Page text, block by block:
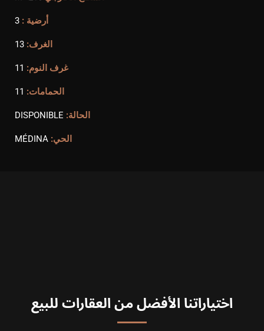
أرضية : 3
الغرف: 13
غرف النوم: 11
الحمامات: 11
الحالة: DISPONIBLE
الحي: MÉDINA
اختياراتنا الأفضل من العقارات للبيع